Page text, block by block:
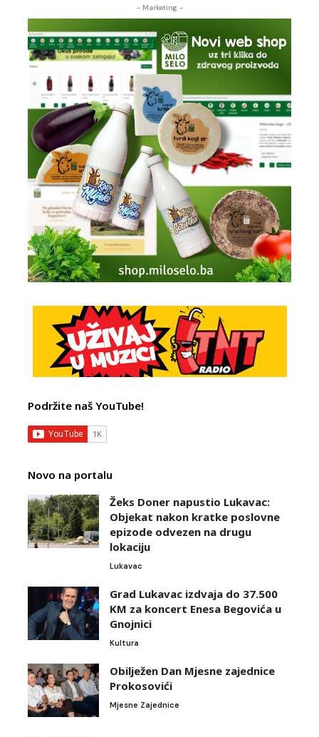
- Marketing -
Podržite naš YouTube!
Novo na portalu
Žeks Doner napustio Lukavac:
Objekat nakon kratke poslovne
epizode odvezen na drugu
lokaciju
Lukavac
Grad Lukavac izdvaja do 37.500
KM za koncert Enesa Begovića u
Gnojnici
Kultura
Obilježen Dan Mjesne zajednice
Prokosovići
Mjesne Zajednice